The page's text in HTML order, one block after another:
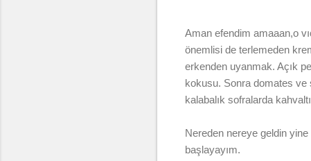
Aman efendim amaaan,o
önemlisi de terlemeden
erkenden uyanmak. Açık
kokusu. Sonra domates ve
kalabalık sofralarda
Nereden nereye geldin
başlayayım.